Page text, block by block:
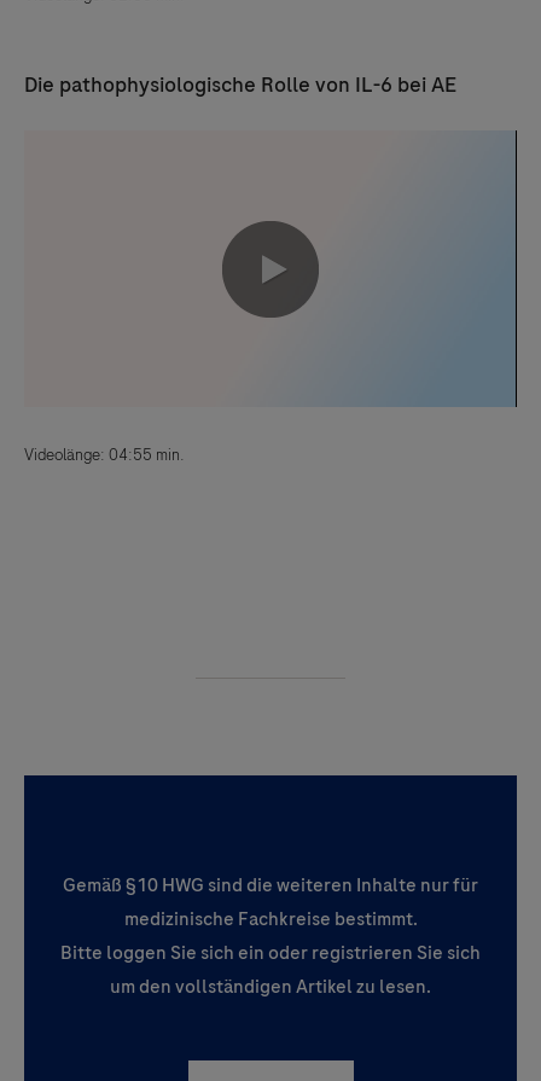
Die pathophysiologische Rolle von IL-6 bei AE
Videolänge: 04:55 min.
Gemäß §10 HWG sind die weiteren Inhalte nur für
medizinische Fachkreise bestimmt.
Bitte loggen Sie sich ein oder registrieren Sie sich
um den vollständigen Artikel zu lesen.